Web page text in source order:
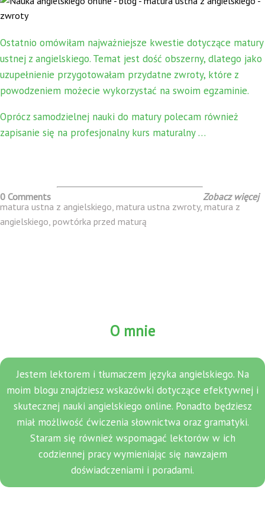
Ostatnio omówiłam najważniejsze kwestie dotyczące matury
ustnej z angielskiego. Temat jest dość obszerny, dlatego jako
uzupełnienie przygotowałam przydatne zwroty, które z
powodzeniem możecie wykorzystać na swoim egzaminie.
Oprócz samodzielnej nauki do matury polecam również
zapisanie się na profesjonalny kurs maturalny …
0 Comments
Zobacz więcej
matura ustna z angielskiego, matura ustna zwroty, matura z
angielskiego, powtórka przed maturą
O mnie
Jestem lektorem i tłumaczem języka angielskiego. Na
moim blogu znajdziesz wskazówki dotyczące efektywnej i
skutecznej nauki angielskiego online. Ponadto będziesz
miał możliwość ćwiczenia słownictwa oraz gramatyki.
Staram się również wspomagać lektorów w ich
codziennej pracy wymieniając się nawzajem
doświadczeniami i poradami.